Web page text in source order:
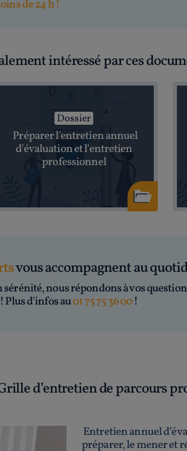
de 24 h !
intéressé par ces
Dossier
Préparer l'entretien annuel
d'évaluation et l'entretien
professionnel
vous accompagnent au
sérénité, nous répondons à vos
Plus d'infos au01 75 75 36 00!
d’entretien de parcours
Entretien annuel
préparer, le mener et